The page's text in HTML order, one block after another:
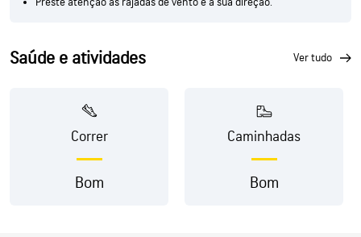
Saúde e atividades ver tudo
Correr
Bom
Caminhadas
Bom